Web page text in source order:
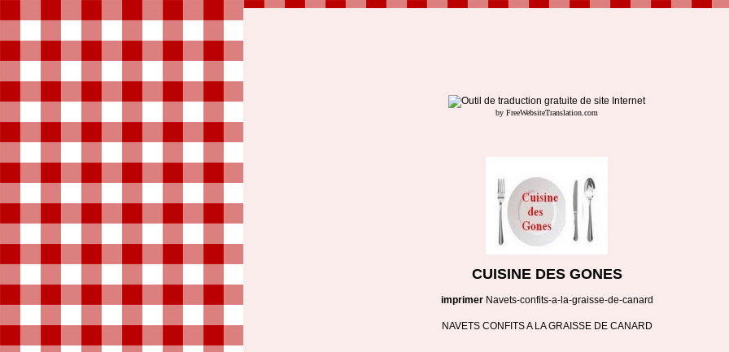
by FreeWebsiteTranslation.com
CUISINE DES GONES
imprimer Navets-confits-a-la-graisse-de-canard
NAVETS CONFITS A LA GRAISSE DE CANARD